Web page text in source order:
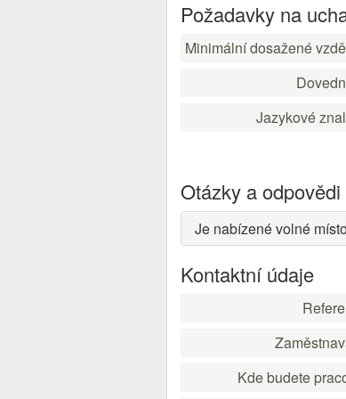
Požadavky na
Jazykové
Otázky a
Je nabízené volné
Kontaktní údaje
Kde budete